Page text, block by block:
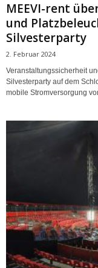
MEEVI-rent
und
Silvesterparty
2. Februar 2024
Veranstaltungssicherheit
Silvesterparty auf dem
mobile Stromversorgung